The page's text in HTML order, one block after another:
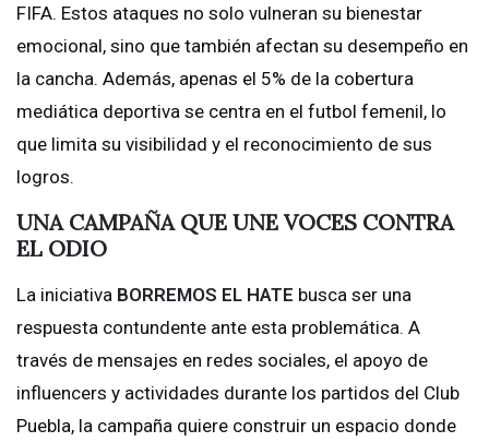
FIFA. Estos ataques no solo vulneran su bienestar
emocional, sino que también afectan su desempeño en
la cancha. Además, apenas el 5% de la cobertura
mediática deportiva se centra en el futbol femenil, lo
que limita su visibilidad y el reconocimiento de sus
logros.
UNA CAMPAÑA QUE UNE VOCES CONTRA
EL ODIO
La iniciativa BORREMOS EL HATE busca ser una
respuesta contundente ante esta problemática. A
través de mensajes en redes sociales, el apoyo de
influencers y actividades durante los partidos del Club
Puebla, la campaña quiere construir un espacio donde